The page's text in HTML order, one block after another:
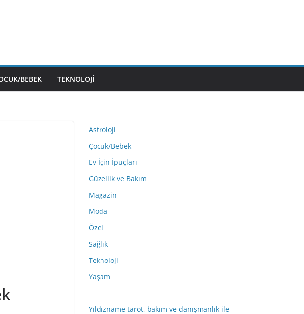
BEBEK TEKNOLOJI
Astroloji
Çocuk/Bebek
Ev İçin İpuçları
Güzellik ve Bakım
Magazin
Moda
Özel
Sağlık
Teknoloji
Yaşam
Yıldızname tarot, bakım ve danışmanlık ile